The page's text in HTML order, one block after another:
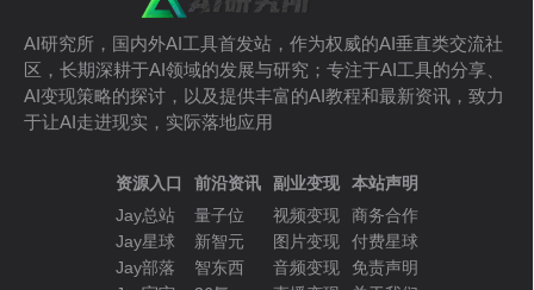
AI研究所，国内外AI工具首发站，作为权威的AI垂直类交流社
区，长期深耕于AI领域的发展与研究；专注于AI工具的分享、
AI变现策略的探讨，以及提供丰富的AI教程和最新资讯，致力
于让AI走进现实，实际落地应用
资源入口
Jay总站
Jay星球
Jay部落
前沿资讯
量子位
新智元
智东西
副业变现
视频变现
图片变现
音频变现
本站声明
商务合作
付费星球
免责声明